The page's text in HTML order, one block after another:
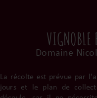
Domaine
La récolte est prévue par
jours et le plan de